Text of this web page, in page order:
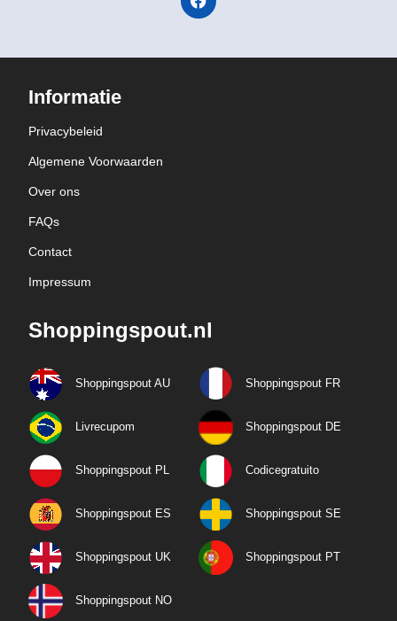
Informatie
Privacybeleid
Algemene Voorwaarden
Over ons
FAQs
Contact
Impressum
Shoppingspout.nl
Shoppingspout AU Shoppingspout FR
Livrecupom Shoppingspout DE
Shoppingspout PL Codicegratuito
Shoppingspout ES Shoppingspout SE
Shoppingspout UK Shoppingspout PT
Shoppingspout NO